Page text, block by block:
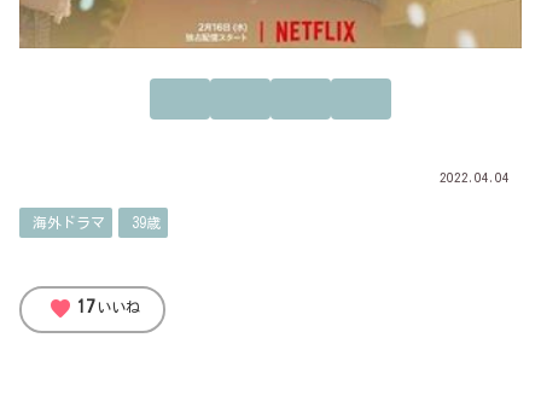
2022.04.04
海外ドラマ 39歳
favorite 17 いいね